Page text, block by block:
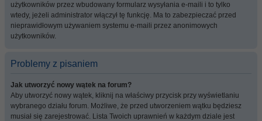
użytkowników przez wbudowany formularz wysyłania e-maili i to tylko
wtedy, jeżeli administrator włączył tę funkcję. Ma to zabezpieczać przed
nieprawidłowym używaniem systemu e-maili przez anonimowych
użytkowników.
Problemy z pisaniem
Jak utworzyć nowy wątek na forum?
Aby utworzyć nowy wątek, kliknij na właściwy przycisk przy wyświetlaniu
wybranego działu forum. Możliwe, że przed utworzeniem wątku będziesz
musiał się zarejestrować. Lista Twoich uprawnień w każdym dziale jest